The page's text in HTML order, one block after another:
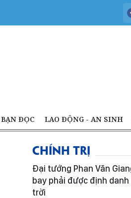
BẠN ĐỌC LAO ĐỘNG - AN SINH
CHÍNH TRỊ
Đại tướng Phan Văn
bay phải được định
trời